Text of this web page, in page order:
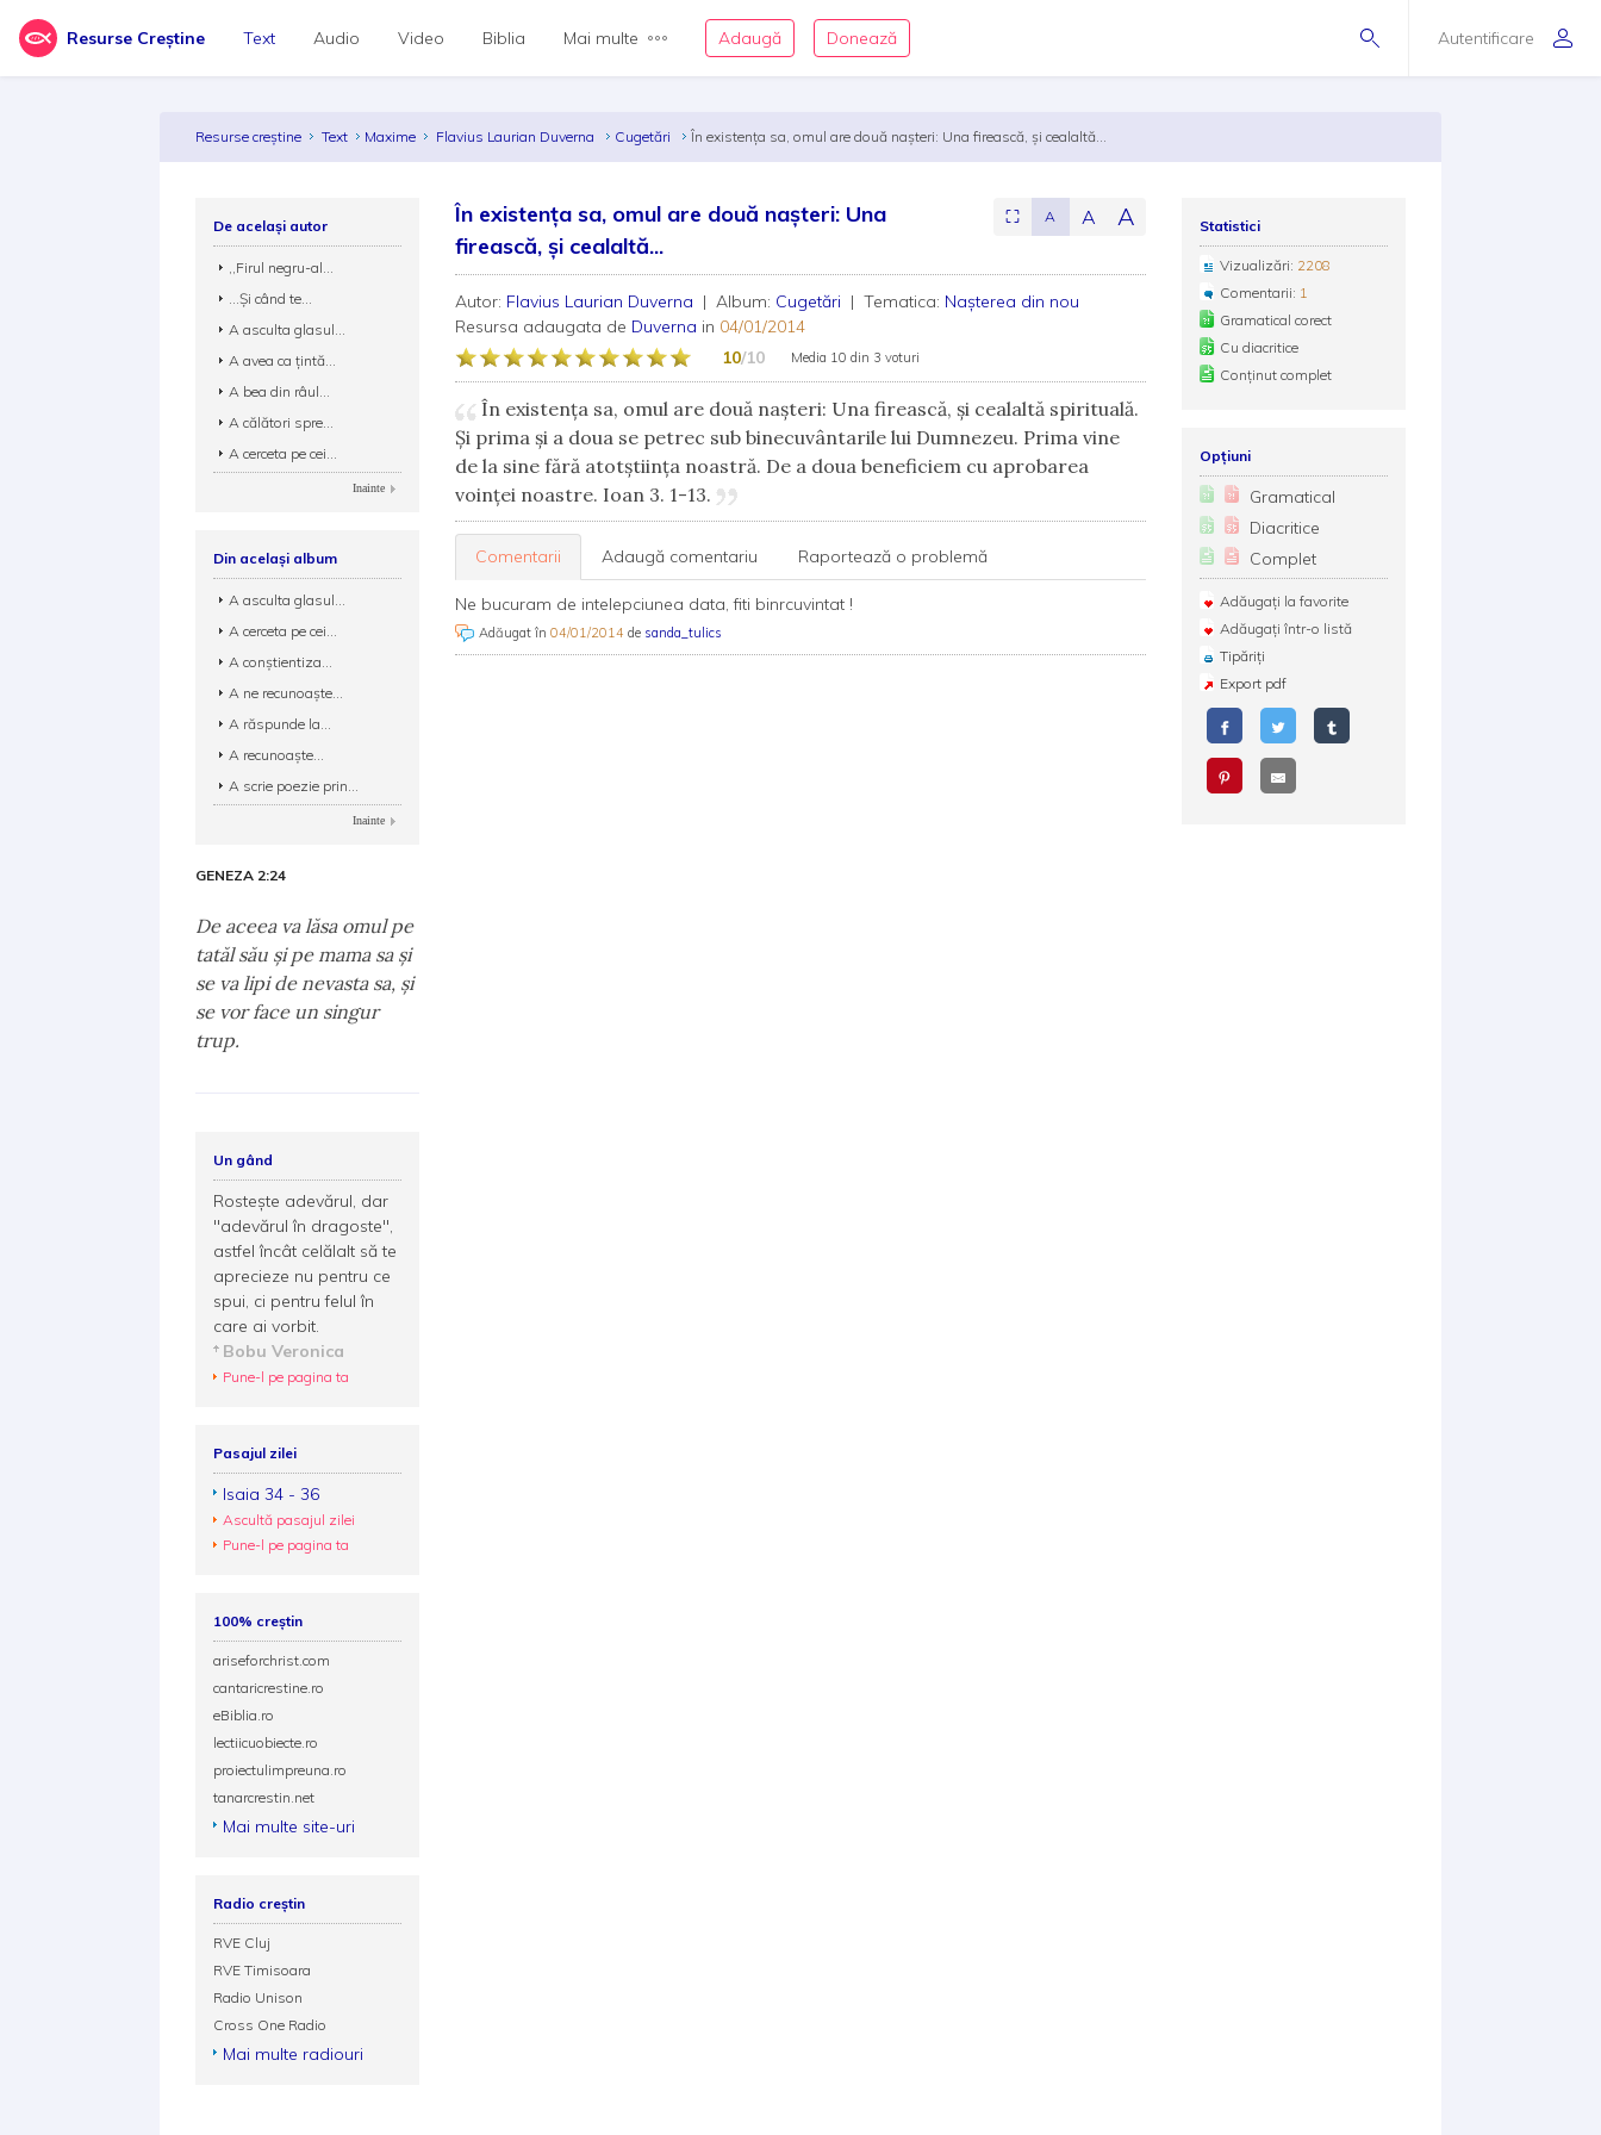
Resurse Creștine Autentificare
Text Audio Video Biblia Mai multe Adaugă Donează
Resurse creștine Text Maxime Flavius Laurian Duverna Cugetări În existenţa sa, omul are două naşteri: Una firească, şi cealaltă...
În existenţa sa, omul are două naşteri: Una
firească, şi cealaltă...
⛶ A A A
Autor: Flavius Laurian Duverna | Album: Cugetări | Tematica: Nașterea din nou
Resursa adaugata de Duverna in 04/01/2014
10/10 Media 10 din 3 voturi
În existenţa sa, omul are două naşteri: Una firească, şi cealaltă spirituală.
Şi prima şi a doua se petrec sub binecuvântarile lui Dumnezeu. Prima vine
de la sine fără atotştiinţa noastră. De a doua beneficiem cu aprobarea
voinţei noastre. Ioan 3. 1-13.
Comentarii Adaugă comentariu Raportează o problemă
Ne bucuram de intelepciunea data, fiti binrcuvintat !
Adăugat în04/01/2014 de sanda_tulics
Statistici
Vizualizări: 2208
Comentarii: 1
Gramatical corect
Cu diacritice
Conținut complet
Opțiuni
Gramatical
Diacritice
Complet
Adăugați la favorite
Adăugați într-o listă
Tipăriți
Export pdf
De același autor
,,Firul negru-al...
...Şi când te...
A asculta glasul...
A avea ca ţintă...
A bea din râul...
A călători spre...
A cerceta pe cei...
Inainte
Din același album
A asculta glasul...
A cerceta pe cei...
A conştientiza...
A ne recunoaşte...
A răspunde la...
A recunoaşte...
A scrie poezie prin...
Inainte
GENEZA 2:24
De aceea va lăsa omul pe
tatăl său şi pe mama sa şi
se va lipi de nevasta sa, şi
se vor face un singur
trup.
Un gând
Rostește adevărul, dar
"adevărul în dragoste",
astfel încât celălalt să te
aprecieze nu pentru ce
spui, ci pentru felul în
care ai vorbit.
Bobu Veronica
Pune-l pe pagina ta
Pasajul zilei
Isaia 34 - 36
Ascultă pasajul zilei
Pune-l pe pagina ta
100% creștin
ariseforchrist.com
cantaricrestine.ro
eBiblia.ro
lectiicuobiecte.ro
proiectulimpreuna.ro
tanarcrestin.net
Mai multe site-uri
Radio creștin
RVE Cluj
RVE Timisoara
Radio Unison
Cross One Radio
Mai multe radiouri